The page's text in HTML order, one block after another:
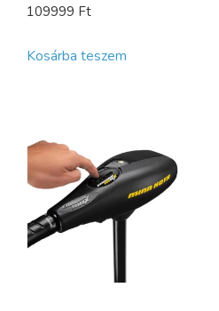
109999 Ft
Kosárba teszem